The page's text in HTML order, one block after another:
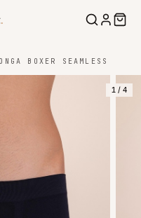
.
BOXER SEAMLESS
1 / 4